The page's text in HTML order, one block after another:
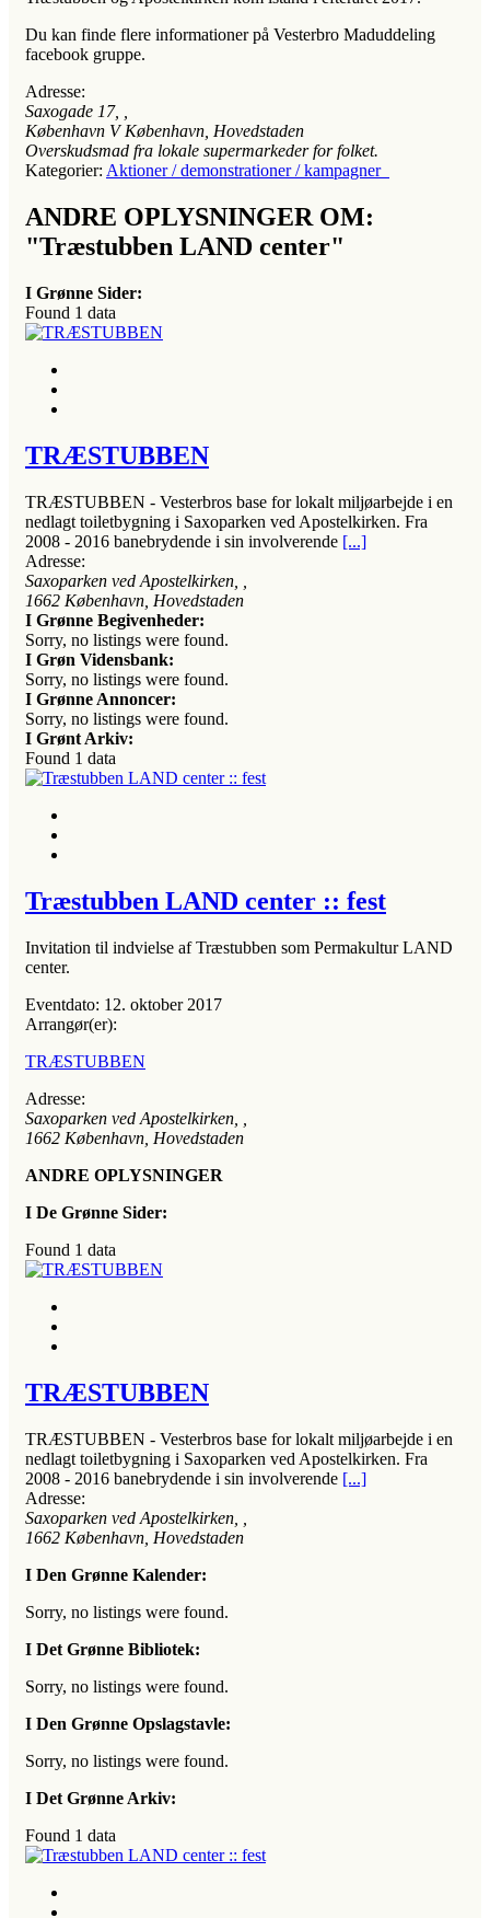
Du kan finde flere informationer på Vesterbro Maduddeling
facebook gruppe.
Adresse:
Saxogade 17, ,
København V København, Hovedstaden
Overskudsmad fra lokale supermarkeder for folket.
Kategorier: Aktioner / demonstrationer / kampagner
ANDRE OPLYSNINGER OM:
"Træstubben LAND center"
I Grønne Sider:
Found 1 data
TRÆSTUBBEN
TRÆSTUBBEN - Vesterbros base for lokalt miljøarbejde i en
nedlagt toiletbygning i Saxoparken ved Apostelkirken. Fra
2008 - 2016 banebrydende i sin involverende [...]
Adresse:
Saxoparken ved Apostelkirken
1662 København, Hovedstaden
I Grønne Begivenheder:
Sorry, no listings were found.
I Grøn Vidensbank:
Sorry, no listings were found.
I Grønne Annoncer:
Sorry, no listings were found.
I Grønt Arkiv:
Found 1 data
Træstubben LAND center :: fest
Invitation til indvielse af Træstubben som Permakultur LAND
center.
Eventdato: 12. oktober 2017
Arrangør(er):
TRÆSTUBBEN
Adresse:
Saxoparken ved Apostelkirken
1662 København, Hovedstaden
ANDRE OPLYSNINGER
I De Grønne Sider:
Found 1 data
TRÆSTUBBEN
TRÆSTUBBEN - Vesterbros base for lokalt miljøarbejde i en
nedlagt toiletbygning i Saxoparken ved Apostelkirken. Fra
2008 - 2016 banebrydende i sin involverende [...]
Adresse:
Saxoparken ved Apostelkirken
1662 København, Hovedstaden
I Den Grønne Kalender:
Sorry, no listings were found.
I Det Grønne Bibliotek:
Sorry, no listings were found.
I Den Grønne Opslagstavle:
Sorry, no listings were found.
I Det Grønne Arkiv:
Found 1 data